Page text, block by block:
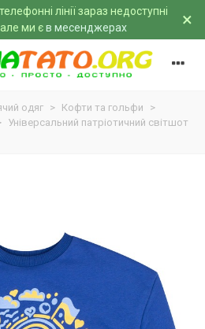
лінії зараз недоступні
ми єв месенджерах ×
одяг > Кофти та гольфи
>
Універсальний патріотичний світшот